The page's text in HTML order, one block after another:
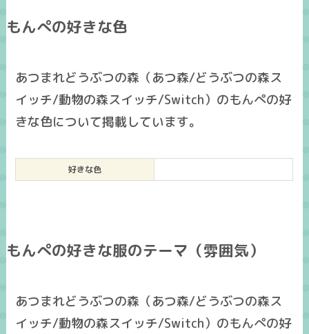
もんぺの好きな色
あつまれどうぶつの森（あつ森/どうぶつの森ス
イッチ/動物の森スイッチ/Switch）のもんぺの好
きな色について掲載しています。
好きな色
もんぺの好きな服のテーマ（雰囲気）
あつまれどうぶつの森（あつ森/どうぶつの森ス
イッチ/動物の森スイッチ/Switch）のもんぺの好